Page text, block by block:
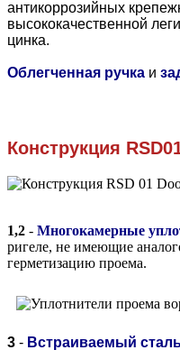
антикоррозийных
высококачественной
цинка.
Облегченная ручка и
Конструкция
1,2 - Многокамерные
ригеле, не имеющие
герметизацию проема.
3 - Встраиваемый